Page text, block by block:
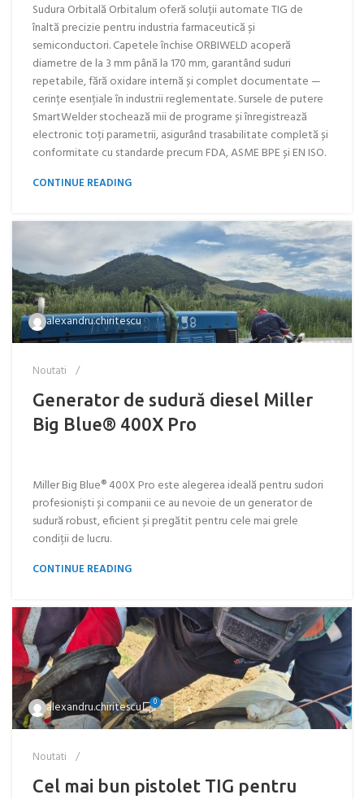
Sudura Orbitală Orbitalum oferă soluții automate TIG de
înaltă precizie pentru industria farmaceutică și
semiconductori. Capetele închise ORBIWELD acoperă
diametre de la 3 mm până la 170 mm, garantând suduri
repetabile, fără oxidare internă și complet documentate —
cerințe esențiale în industrii reglementate. Sursele de putere
SmartWelder stochează mii de programe și înregistrează
electronic toți parametrii, asigurând trasabilitate completă și
conformitate cu standarde precum FDA, ASME BPE și EN ISO.​​​​​​​​​​​​​​​​
CONTINUE READING
alexandru.chiritescu
Noutati
Generator de sudură diesel Miller
Big Blue® 400X Pro
Miller Big Blue® 400X Pro este alegerea ideală pentru sudori
profesioniști și companii ce au nevoie de un generator de
sudură robust, eficient și pregătit pentru cele mai grele
condiții de lucru.
CONTINUE READING
alexandru.chiritescu 0
Noutati
Cel mai bun pistolet TIG pentru